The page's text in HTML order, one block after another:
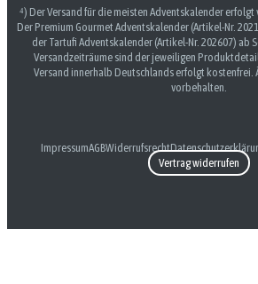
⁴) Der Versand für die meisten Adventskalender erfolgt
Der Premium Gourmet Adventskalender (Artikel-Nr.
der Tartufi Adventskalender (Artikel-Nr. 202607) ab
Versandzeiträume sind der jeweiligen
Versand innerhalb Deutschlands erfolgt kostenfrei.
vorbehalten.
ImpressumAGBWiderrufsrecht
Vertrag widerrufen